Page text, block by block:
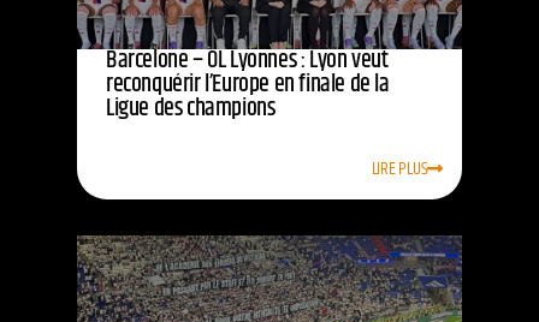
Barcelone – OL Lyonnes : Lyon veut
reconquérir l’Europe en finale de la
Ligue des champions
LIRE PLUS